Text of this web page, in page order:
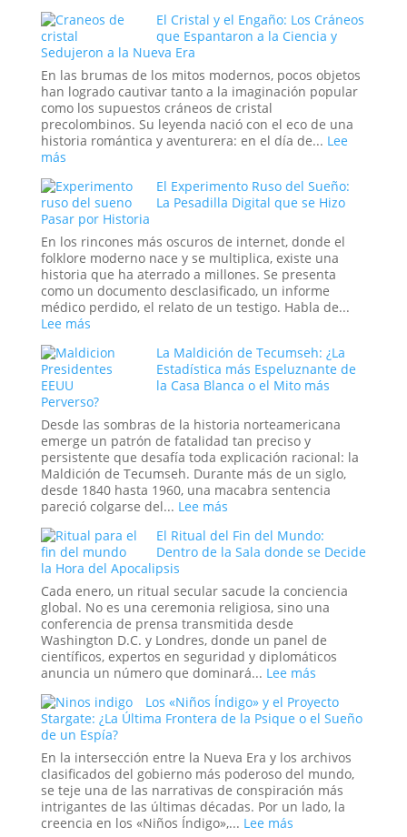
Will
Smith:
los
oscuros
orígenes
de
Hombres
de
Negro
El Cristal y el Engaño: Los Cráneos
que Espantaron a la Ciencia y
Sedujeron a la Nueva Era
En las brumas de los mitos modernos, pocos objetos
han logrado cautivar tanto a la imaginación popular
como los supuestos cráneos de cristal
precolombinos. Su leyenda nació con el eco de una
historia romántica y aventurera: en el día de... Lee
más:
Cristal
y
el
Engaño:
Los
Cráneos
que
Espantaron
a
Ciencia
y
Sedujeron
a
la
Nueva
Era
El Experimento Ruso del Sueño:
La Pesadilla Digital que se Hizo
Pasar por Historia
En los rincones más oscuros de internet, donde el
folklore moderno nace y se multiplica, existe una
historia que ha aterrado a millones. Se presenta
como un documento desclasificado, un informe
médico perdido, el relato de un testigo. Habla de...
Lee más:
Experimento
Ruso
Sueño:
La
Pesadilla
Digital
que
se
Hizo
Pasar
por
Historia
La Maldición de Tecumseh: ¿La
Estadística más Espeluznante de
la Casa Blanca o el Mito más
Perverso?
Desde las sombras de la historia norteamericana
emerge un patrón de fatalidad tan preciso y
persistente que desafía toda explicación racional: la
Maldición de Tecumseh. Durante más de un siglo,
desde 1840 hasta 1960, una macabra sentencia
pareció colgarse del... Lee más:
Maldición
de
¿La
Estadística
más
Espeluznante
de
la
Blanca
o
Mito
más
Perverso?
El Ritual del Fin del Mundo:
Dentro de la Sala donde se Decide
la Hora del Apocalipsis
Cada enero, un ritual secular sacude la conciencia
global. No es una ceremonia religiosa, sino una
conferencia de prensa transmitida desde
Washington D.C. y Londres, donde un panel de
científicos, expertos en seguridad y diplomáticos
anuncia un número que dominará... Lee más:
Ritual
del
del
Mundo:
Dentro
de
Los «Niños Índigo» y el Proyecto
Stargate: ¿La Última Frontera de la Psique o el Sueño
de un Espía?
En la intersección entre la Nueva Era y los archivos
clasificados del gobierno más poderoso del mundo,
se teje una de las narrativas de conspiración más
intrigantes de las últimas décadas. Por un lado, la
creencia en los «Niños Índigo»,... Lee más: